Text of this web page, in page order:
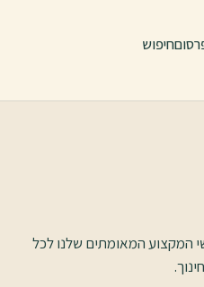
חיפוש
המקצוע המאומתים שלנו לכל